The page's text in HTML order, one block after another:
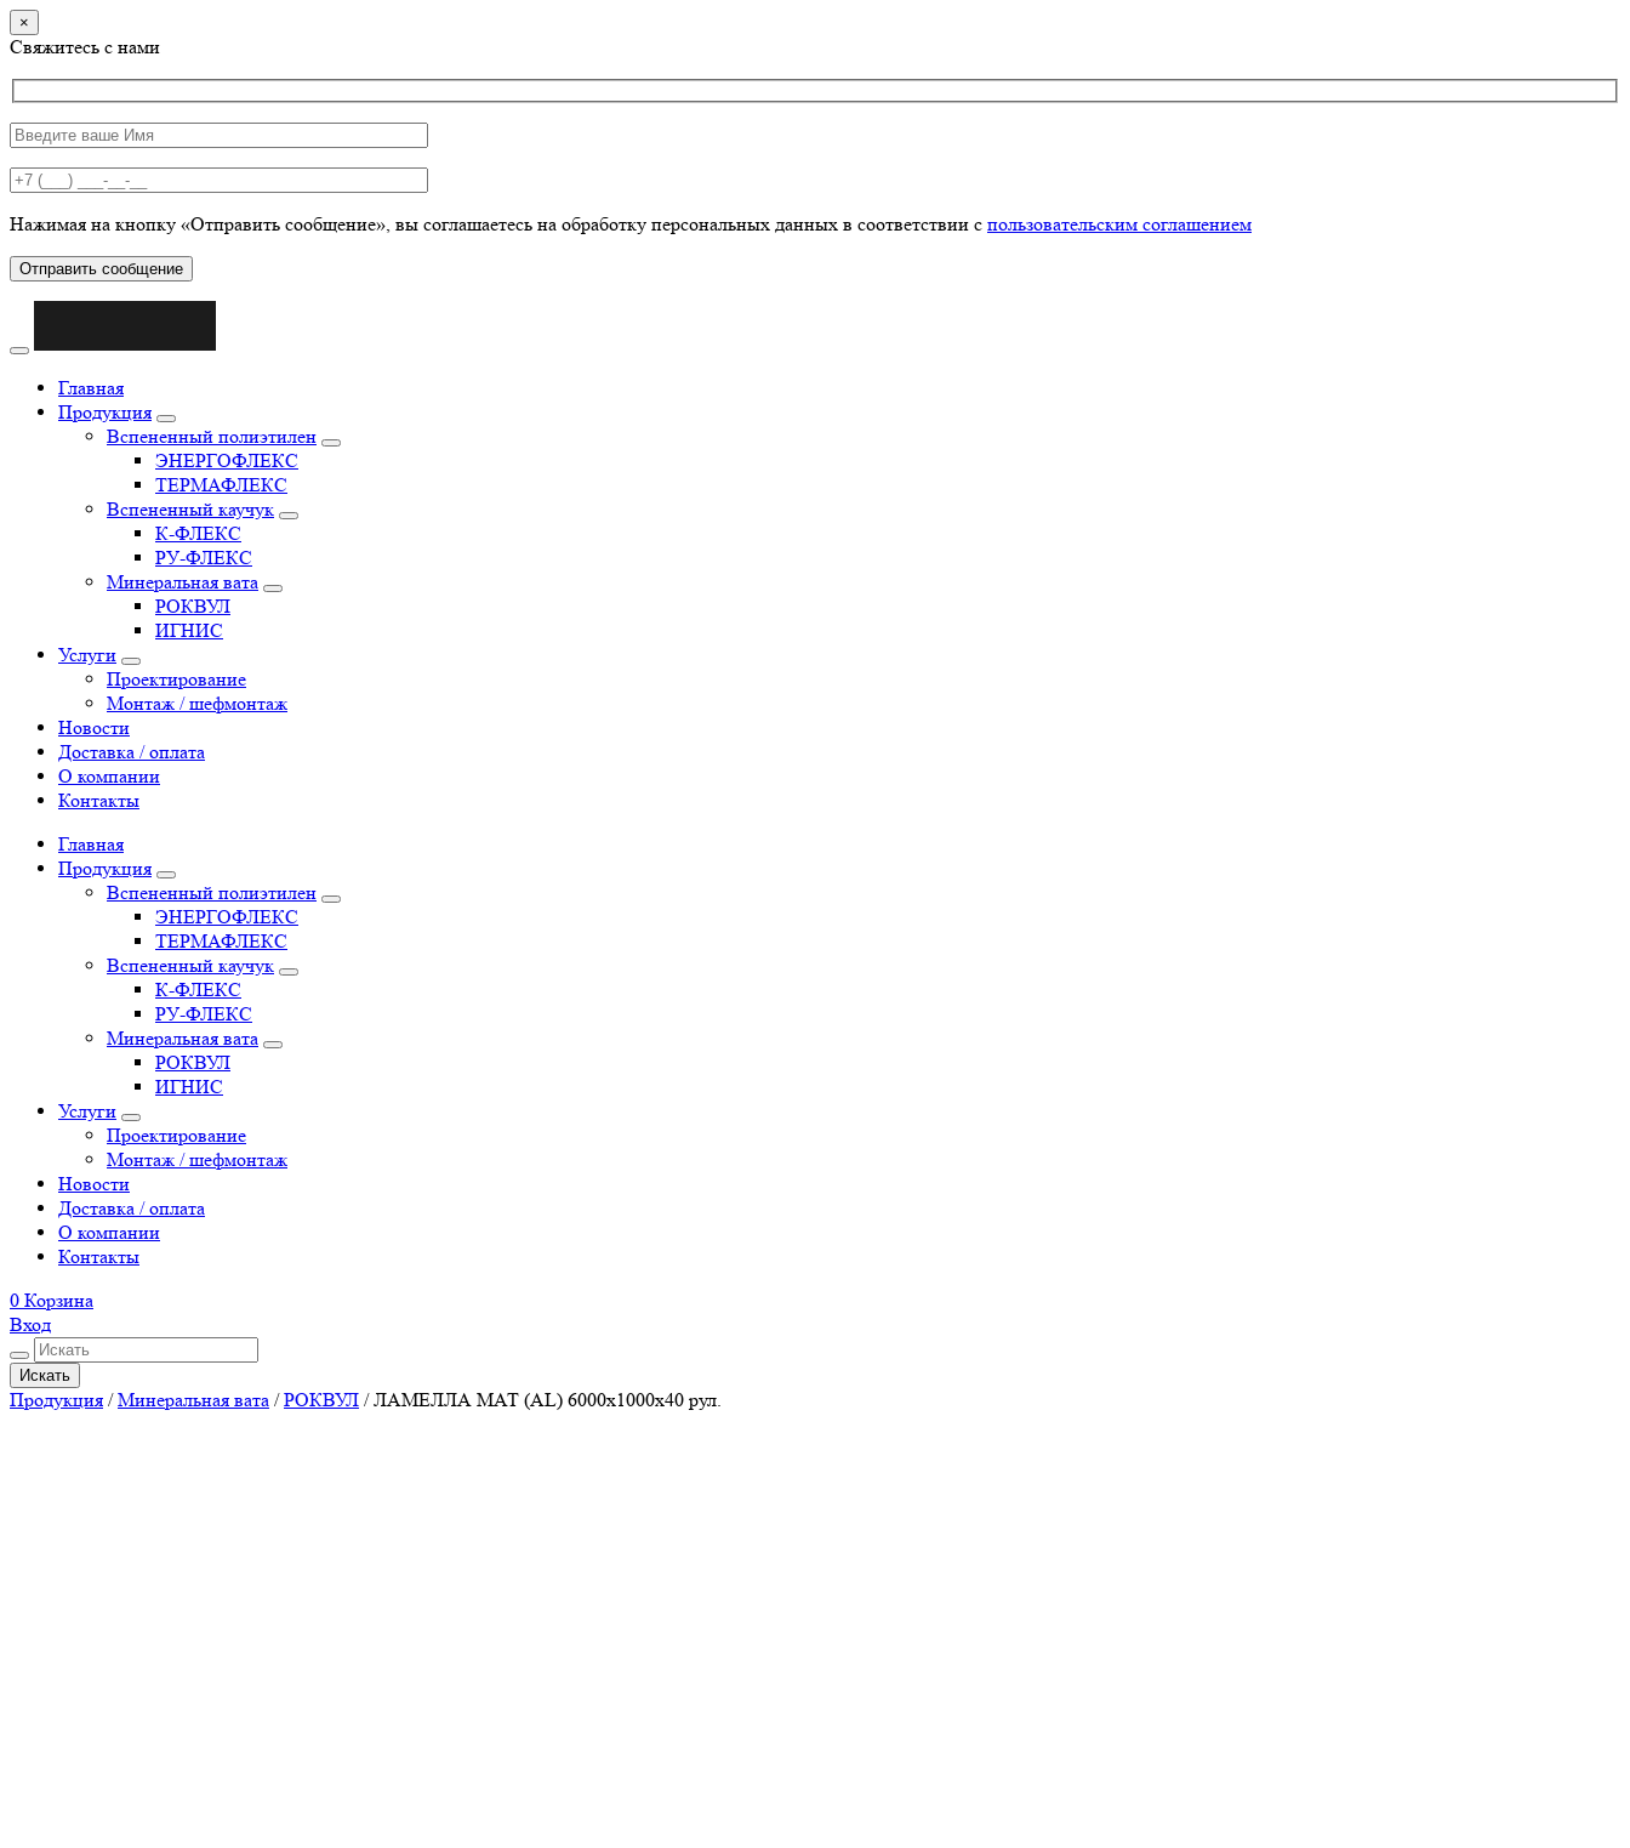
×
Свяжитесь с нами
Нажимая на кнопку «Отправить сообщение», вы соглашаетесь на обработку персональных данных в соответствии с пользовательским соглашением
Отправить сообщение
Главная
Продукция
Вспененный полиэтилен
ЭНЕРГОФЛЕКС
ТЕРМАФЛЕКС
Вспененный каучук
К-ФЛЕКС
РУ-ФЛЕКС
Минеральная вата
РОКВУЛ
ИГНИС
Услуги
Проектирование
Монтаж / шефмонтаж
Новости
Доставка / оплата
О компании
Контакты
Главная
Продукция
Вспененный полиэтилен
ЭНЕРГОФЛЕКС
ТЕРМАФЛЕКС
Вспененный каучук
К-ФЛЕКС
РУ-ФЛЕКС
Минеральная вата
РОКВУЛ
ИГНИС
Услуги
Проектирование
Монтаж / шефмонтаж
Новости
Доставка / оплата
О компании
Контакты
0 Корзина
Вход
Искать
Продукция /Минеральная вата /РОКВУЛ /ЛАМЕЛЛА МАТ (AL) 6000х1000х40 рул.